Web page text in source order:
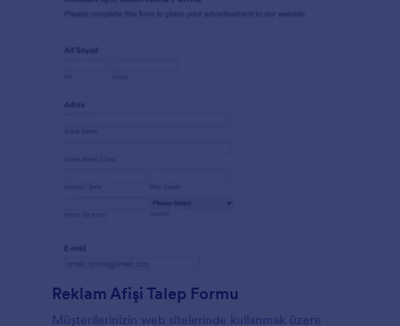
Reklam Afişi Talep Formu
Müşterilerinizin web sitelerinde kullanmak üzere